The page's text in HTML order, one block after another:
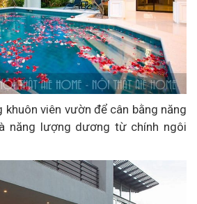
khuôn viên vườn để cân bằng năng
năng lượng dương từ chính ngôi